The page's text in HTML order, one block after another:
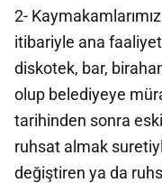
2-
itibariyle ana
diskotek, bar,
olup belediyeye
tarihinden sonra
ruhsat almak
değiştiren ya da